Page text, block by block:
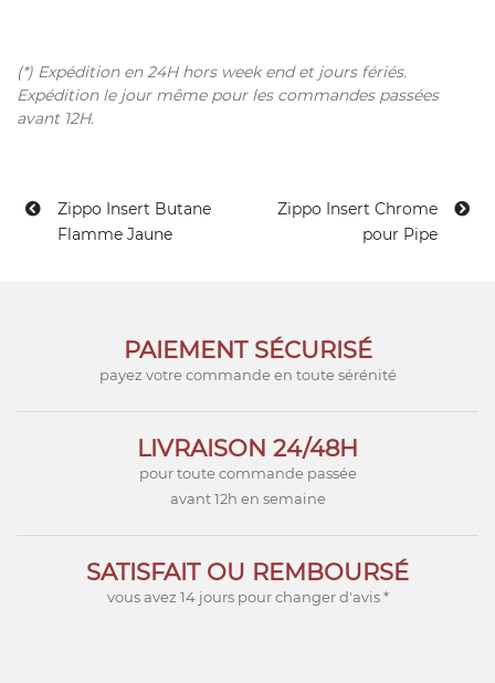
(*) Expédition en 24H hors week end et jours fériés.
Expédition le jour même pour les commandes passées
avant 12H.
Zippo Insert Butane
Flamme Jaune
Zippo Insert Chrome
pour Pipe
PAIEMENT SÉCURISÉ
payez votre commande en toute sérénité
LIVRAISON 24/48H
pour toute commande passée
avant 12h en semaine
SATISFAIT OU REMBOURSÉ
vous avez 14 jours pour changer d'avis *